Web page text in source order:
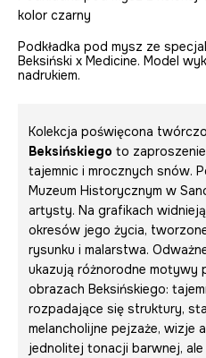
kolor czarny
Podkładka pod mysz ze
Beksiński x Medicine. Model
nadrukiem.
Kolekcja poświęcona
Beksińskiego to
tajemnic i mrocznych snów.
Muzeum Historycznym w
artysty. Na grafikach
okresów jego życia,
rysunku i malarstwa.
ukazują różnorodne motywy
obrazach Beksińskiego:
rozpadające się struktury,
melancholijne pejzaże, wizje
jednolitej tonacji barwnej,